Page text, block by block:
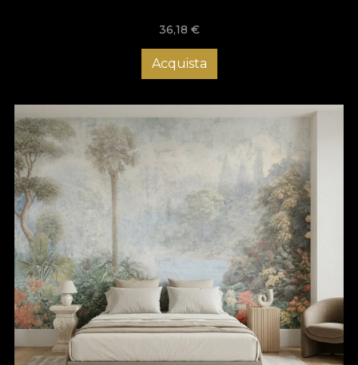
36,18 €
Acquista